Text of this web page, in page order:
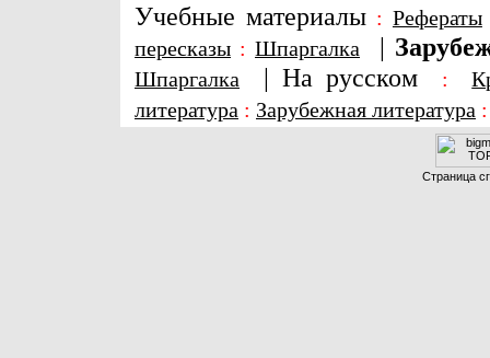
Учебные материалы : Рефераты
пересказы : Шпаргалка |
Шпаргалка | На русском :
литература : Зарубежная литература
Страница